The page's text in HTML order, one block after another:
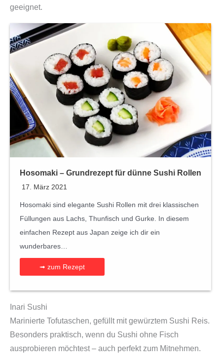
n
g
e
geeignet.
Hosomaki – Grundrezept für dünne Sushi Rollen
17. März 2021
Hosomaki sind elegante Sushi Rollen mit drei klassischen
Füllungen aus Lachs, Thunfisch und Gurke. In diesem
einfachen Rezept aus Japan zeige ich dir ein
wunderbares…
➟ zum Rezept
Inari Sushi
Marinierte Tofutaschen, gefüllt mit gewürztem Sushi Reis.
Besonders praktisch, wenn du Sushi ohne Fisch
ausprobieren möchtest – auch perfekt zum Mitnehmen.